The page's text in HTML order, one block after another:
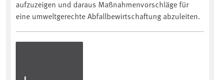
aufzuzeigen und daraus Maßnahmenvorschläge für
eine umweltgerechte Abfallbewirtschaftung abzuleiten.